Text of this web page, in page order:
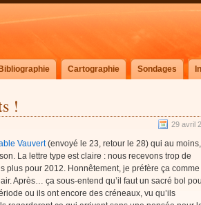
Bibliographie Cartographie Sondages
!
29 avril
Vauvert(envoyé le 23, retour le 28) qui au moins,
La lettre type est claire : nous recevons trop de
plus pour 2012. Honnêtement, je préfère ça comme
Après… ça sous-entend qu’il faut un sacré bol
ou ils ont encore des créneaux, vu qu’ils